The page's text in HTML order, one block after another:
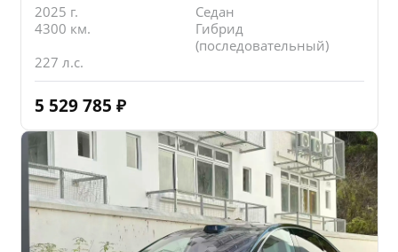
2025 г.
Седан
4300 км.
Гибрид
(последовательный)
227 л.с.
5 529 785 ₽